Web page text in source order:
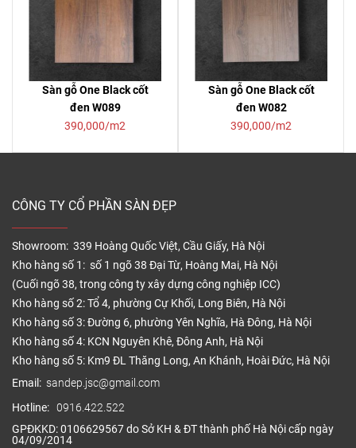
Sàn gỗ One Black cốt
đen W089
390,000/m2
Sàn gỗ One Black cốt
đen W082
390,000/m2
CÔNG TY CỔ PHẦN SÀN ĐẸP
Showroom: 339 Hoàng Quốc Việt, Cầu Giấy, Hà Nội
Kho hàng số 1: số 1 ngõ 38 Đại Từ, Hoàng Mai, Hà Nội
(Cuối ngõ 38, trong công ty xây dựng công nghiệp ICC)
Kho hàng số 2: Tổ 4, phường Cự Khối, Long Biên, Hà Nội
Kho hàng số 3: Đường 6, phường Yên Nghĩa, Hà Đông, Hà Nội
Kho hàng số 4: KCN Nguyên Khê, Đông Anh, Hà Nội
Kho hàng số 5: Km9 ĐL Thăng Long, An Khánh, Hoài Đức, Hà Nội
Email: sandep.jsc@gmail.com
Hotline: 0916.422.522
GPĐKKD: 0106629567 do Sở KH & ĐT thành phố Hà Nội cấp ngày
04/09/2014